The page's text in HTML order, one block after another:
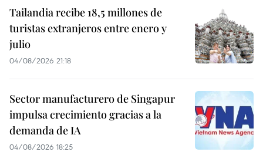
Tailandia recibe 18,5 millones de
turistas extranjeros entre enero y
julio
04/08/2026 21:18
Sector manufacturero de Singapur
impulsa crecimiento gracias a la
demanda de IA
04/08/2026 18:25